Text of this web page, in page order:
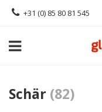
+31 (0) 85 80 81 545
Schär (82)